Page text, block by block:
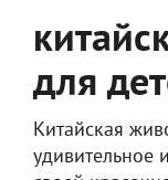
для
Китайская
удивительное